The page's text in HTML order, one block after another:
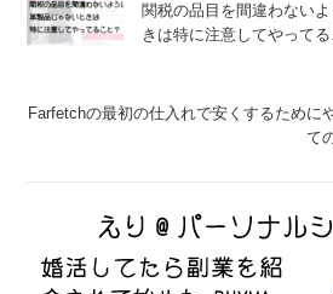
関税の品目を間違わない
きは特に注意してやってる
Farfetchの最初の仕入れで安くするために
て